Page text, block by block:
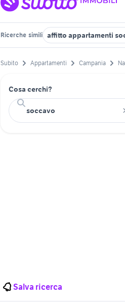
Ricerche simili affitto appartamenti
Subito Appartamenti Campania
Cosa cerchi?
Salva ricerca